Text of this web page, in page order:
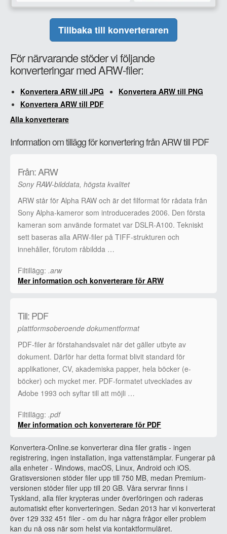
Tillbaka till konverteraren
För närvarande stöder vi följande
konverteringar med ARW-filer:
Konvertera ARW till JPG
Konvertera ARW till PNG
Konvertera ARW till PDF
Alla konverterare
Information om tillägg för konvertering från ARW till PDF
Från: ARW
Sony RAW-bilddata, högsta kvalitet
ARW står för Alpha RAW och är det filformat för rådata från
Sony Alpha-kameror som introducerades 2006. Den första
kameran som använde formatet var DSLR-A100. Tekniskt
sett baseras alla ARW-filer på TIFF-strukturen och
innehåller, förutom råbildda …
Filtillägg: .arw
Mer information och konverterare för ARW
Till: PDF
plattformsoberoende dokumentformat
PDF-filer är förstahandsvalet när det gäller utbyte av
dokument. Därför har detta format blivit standard för
applikationer, CV, akademiska papper, hela böcker (e-
böcker) och mycket mer. PDF-formatet utvecklades av
Adobe 1993 och syftar till att möjli …
Filtillägg: .pdf
Mer information och konverterare för PDF
Konvertera-Online.se konverterar dina filer gratis - ingen
registrering, ingen installation, inga vattenstämplar. Fungerar på
alla enheter - Windows, macOS, Linux, Android och iOS.
Gratisversionen stöder filer upp till 750 MB, medan Premium-
versionen stöder filer upp till 20 GB. Våra servrar finns i
Tyskland, alla filer krypteras under överföringen och raderas
automatiskt efter konverteringen. Sedan 2013 har vi konverterat
över 129 332 451 filer - om du har några frågor eller problem
kan du nå oss när som helst via kontaktformuläret.